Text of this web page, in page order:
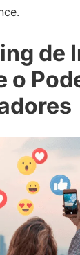
de
o